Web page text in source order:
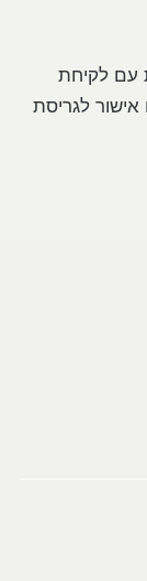
עם לקיחת
לגריסת